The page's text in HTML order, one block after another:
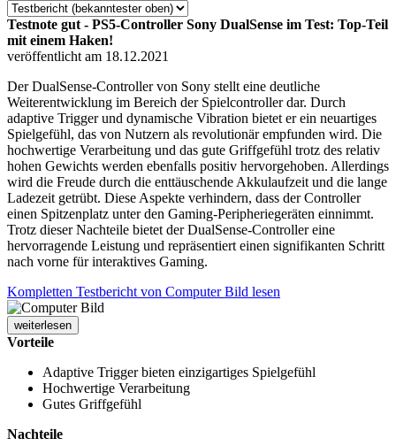
Testnote gut - PS5-Controller Sony DualSense im Test: Top-Teil
mit einem Haken!
veröffentlicht am 18.12.2021
Der DualSense-Controller von Sony stellt eine deutliche
Weiterentwicklung im Bereich der Spielcontroller dar. Durch
adaptive Trigger und dynamische Vibration bietet er ein neuartiges
Spielgefühl, das von Nutzern als revolutionär empfunden wird. Die
hochwertige Verarbeitung und das gute Griffgefühl trotz des relativ
hohen Gewichts werden ebenfalls positiv hervorgehoben. Allerdings
wird die Freude durch die enttäuschende Akkulaufzeit und die lange
Ladezeit getrübt. Diese Aspekte verhindern, dass der Controller
einen Spitzenplatz unter den Gaming-Peripheriegeräten einnimmt.
Trotz dieser Nachteile bietet der DualSense-Controller eine
hervorragende Leistung und repräsentiert einen signifikanten Schritt
nach vorne für interaktives Gaming.
Kompletten Testbericht von Computer Bild lesen
weiterlesen
Vorteile
Adaptive Trigger bieten einzigartiges Spielgefühl
Hochwertige Verarbeitung
Gutes Griffgefühl
Nachteile